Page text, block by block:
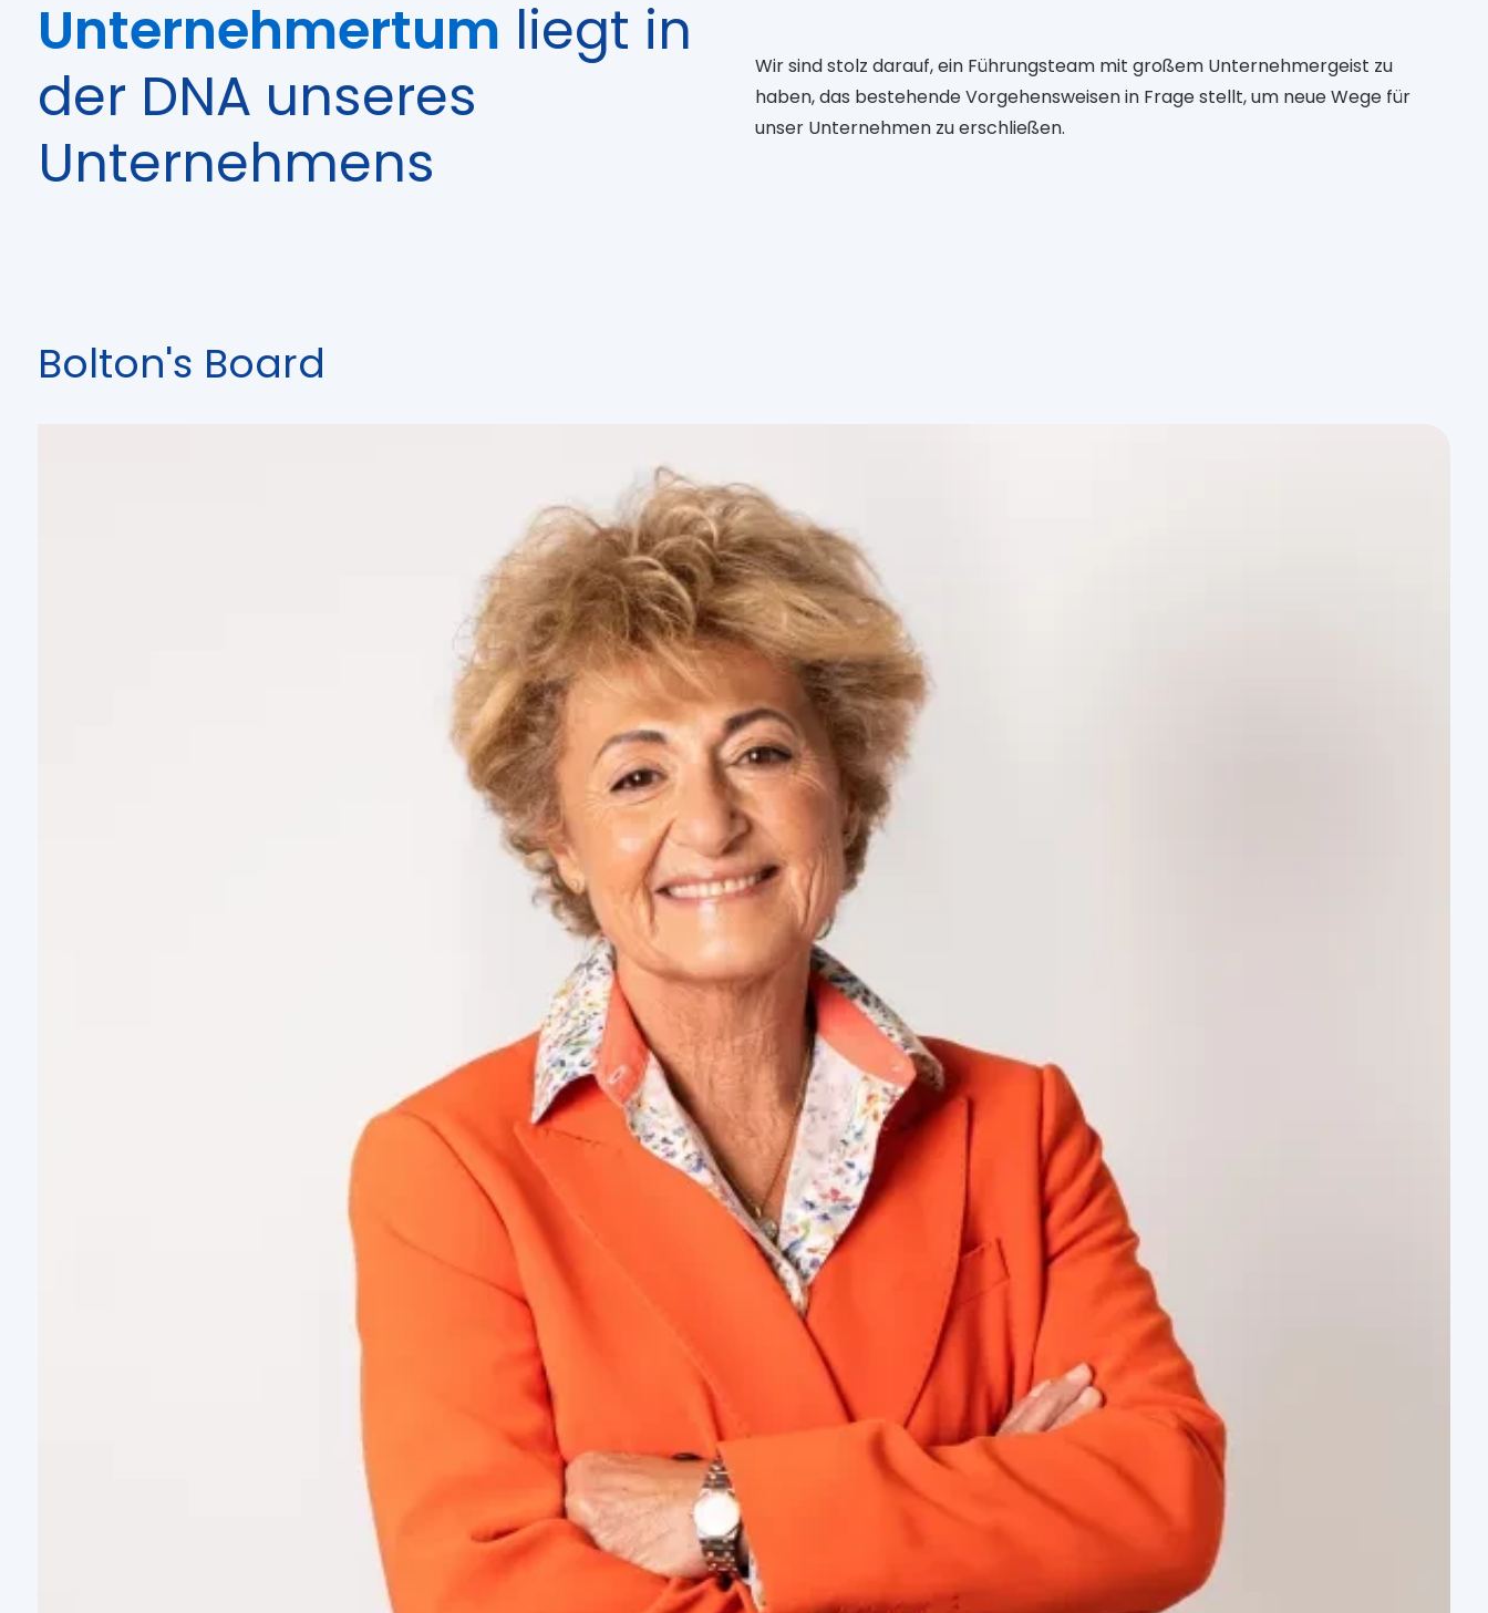
Unternehmertum liegt in
der DNA unseres
Unternehmens
Wir sind stolz darauf, ein Führungsteam mit großem Unternehmergeist zu
haben, das bestehende Vorgehensweisen in Frage stellt, um neue Wege für
unser Unternehmen zu erschließen.
Bolton's Board